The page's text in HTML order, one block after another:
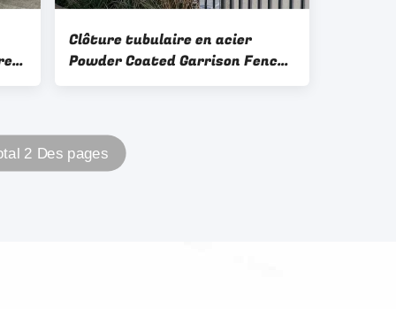
Clôture tubulaire en acier
Powder Coated Garrison Fence
de frontière
2 Des pages